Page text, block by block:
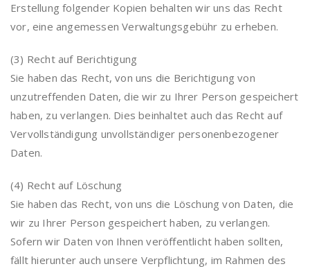
Erstellung folgender Kopien behalten wir uns das Recht
vor, eine angemessen Verwaltungsgebühr zu erheben.
(3) Recht auf Berichtigung
Sie haben das Recht, von uns die Berichtigung von
unzutreffenden Daten, die wir zu Ihrer Person gespeichert
haben, zu verlangen. Dies beinhaltet auch das Recht auf
Vervollständigung unvollständiger personenbezogener
Daten.
(4) Recht auf Löschung
Sie haben das Recht, von uns die Löschung von Daten, die
wir zu Ihrer Person gespeichert haben, zu verlangen.
Sofern wir Daten von Ihnen veröffentlicht haben sollten,
fällt hierunter auch unsere Verpflichtung, im Rahmen des